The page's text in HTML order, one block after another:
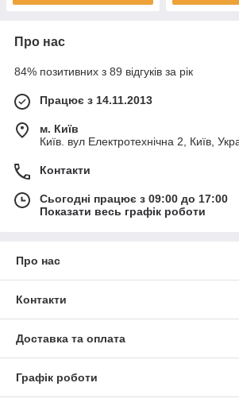
Про нас
84% позитивних з 89 відгуків за рік
Працює з 14.11.2013
м. Київ
Київ. вул Електротехнічна 2, Київ,
Контакти
Сьогодні працює з 09:00 до 17:00
Показати весь графік роботи
Про нас
Контакти
Доставка та оплата
Графік роботи